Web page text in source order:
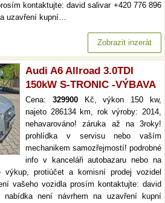
kontaktujte: david salivar +420 776 896
uzavření kupní…
Zobrazit inzerát
Audi A6 Allroad 3.0TDI
150kW S-TRONIC -VÝBAVA
Cena: 329900Kč, výkon 150 kw,
najeto 286134 km, rok výroby: 2014,
nehavarováno! záruka až na 3roky!
prohlídka v servisu nebo vaším
mechanikem samozřejmostí! podrobné
info v kanceláři autobazaru nebo na
výkup, protiúčet a komisní prodej vozidel
vašeho vozidla prosím kontaktujte: david
není návrhem na uzavření kupní